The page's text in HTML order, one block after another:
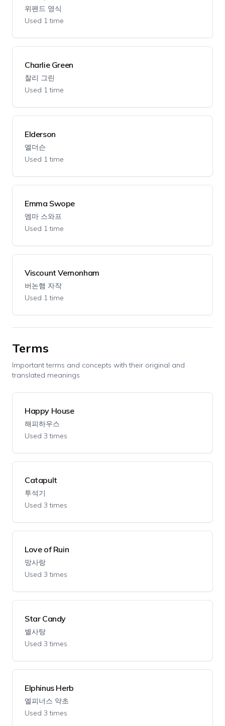
위펜드 영식
Used 1 time
Charlie Green
찰리 그린
Used 1 time
Elderson
엘더슨
Used 1 time
Emma Swope
엠마 스와프
Used 1 time
Viscount Vernonham
버논햄 자작
Used 1 time
Terms
Important terms and concepts with their original and
translated meanings
Happy House
해피하우스
Used 3 times
Catapult
투석기
Used 3 times
Love of Ruin
망사랑
Used 3 times
Star Candy
별사탕
Used 3 times
Elphinus Herb
엘피너스 약초
Used 3 times